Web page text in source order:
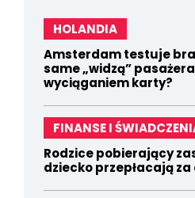
HOLANDIA
Amsterdam testuje
same „widzą”
wyciąganiem karty?
FINANSE I
Rodzice pobierający
dziecko przepłacają za